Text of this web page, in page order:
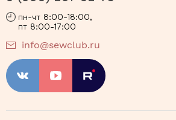
пн-чт 8:00-18:00,
пт 8:00-17:00
info@sewclub.ru